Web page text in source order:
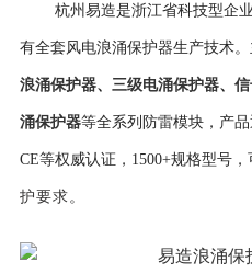
杭州易造是浙江省科技型企
有全套风电浪涌保护器生产技术
浪涌保护器、 三级电涌保护器、
涌保护器等全系列防雷模块，产品
CE等权威认证， 1500+规格型号，
护要求。